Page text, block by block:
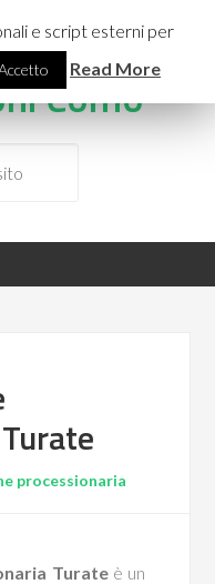
Como
processionaria
Turateè un
e script esterni per
Read More